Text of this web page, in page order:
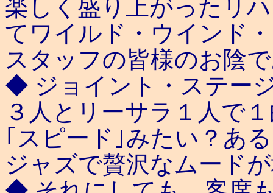
楽しく盛り上がったリ
てワイルド・ウインド
スタッフの皆様のお陰
◆ ジョイント・ステー
３人とリーサラ１人で
｢スピード｣みたい？あ
ジャズで贅沢なムード